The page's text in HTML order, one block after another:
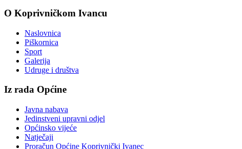
O Koprivničkom Ivancu
Naslovnica
Piškornica
Sport
Galerija
Udruge i društva
Iz rada Općine
Javna nabava
Jedinstveni upravni odjel
Općinsko vijeće
Natječaji
Proračun Općine Koprivnički Ivanec